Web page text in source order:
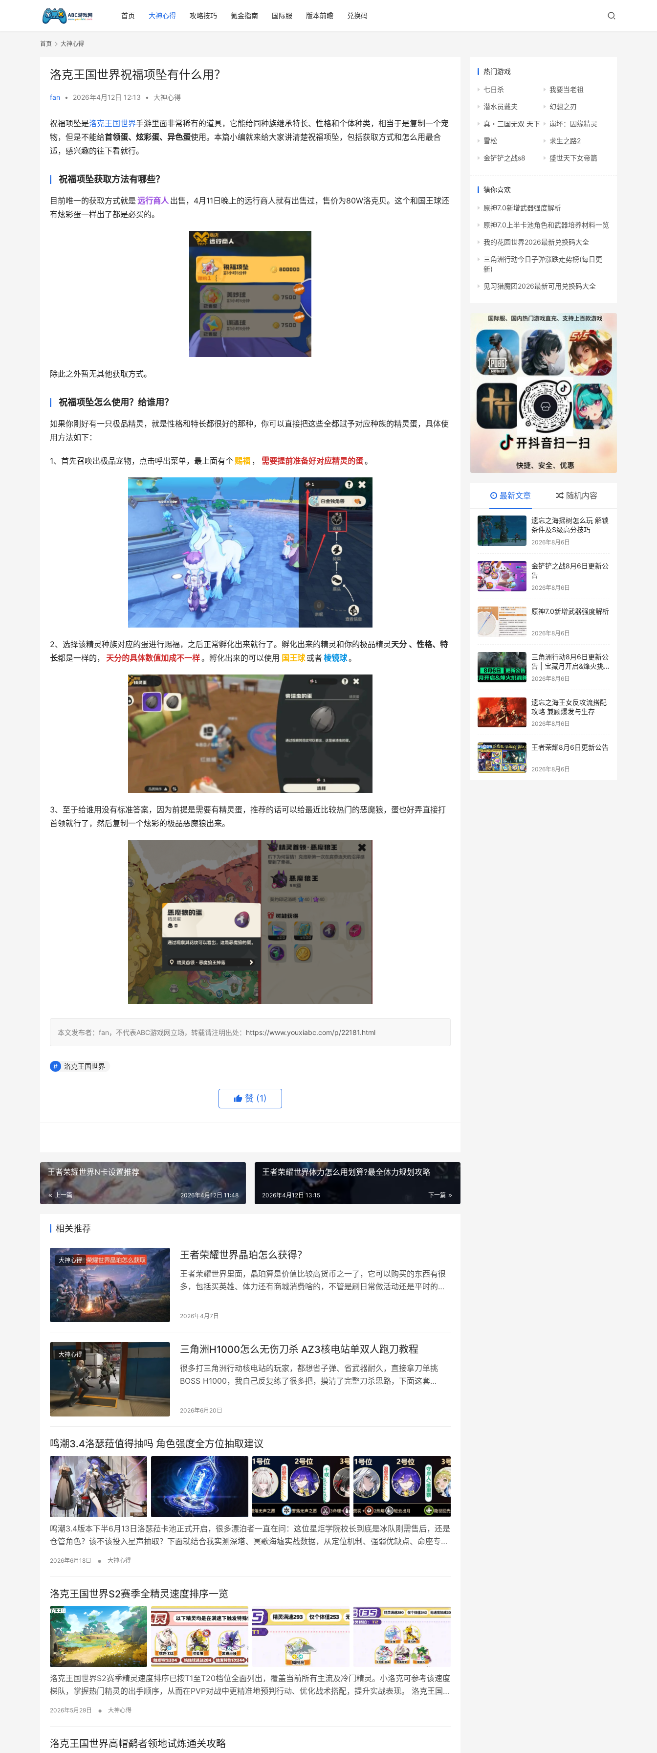
首页 大神心得 攻略技巧 氪金指南 国际服 版本前瞻 兑换码
首页 大神心得
洛克王国世界祝福项坠有什么用？
fan • 2026年4月12日 12:13 • 大神心得
祝福项坠是洛克王国世界手游里面非常稀有的道具，它能给同种族继承特长、性格和个体种类，相当于是复制一个宠
物，但是不能给首领蛋、炫彩蛋、异色蛋使用。本篇小编就来给大家讲清楚祝福项坠，包括获取方式和怎么用最合
适，感兴趣的往下看就行。
祝福项坠获取方法有哪些？
目前唯一的获取方式就是 远行商人 出售，4月11日晚上的远行商人就有出售过，售价为80W洛克贝。这个和国王球还
有炫彩蛋一样出了都是必买的。
除此之外暂无其他获取方式。
祝福项坠怎么使用？给谁用？
如果你刚好有一只极品精灵，就是性格和特长都很好的那种，你可以直接把这些全都赋予对应种族的精灵蛋，具体使
用方法如下：
1、首先召唤出极品宠物，点击呼出菜单，最上面有个 赐福 ， 需要提前准备好对应精灵的蛋。
2、选择该精灵种族对应的蛋进行赐福，之后正常孵化出来就行了。孵化出来的精灵和你的极品精灵天分 、性格、特
长都是一样的， 天分的具体数值加成不一样。孵化出来的可以使用 国王球 或者棱镜球。
3、至于给谁用没有标准答案，因为前提是需要有精灵蛋，推荐的话可以给最近比较热门的恶魔狼，蛋也好弄直接打
首领就行了，然后复制一个炫彩的极品恶魔狼出来。
本文发布者：fan，不代表ABC游戏网立场，转载请注明出处： https://www.youxiabc.com/p/22181.html
洛克王国世界
赞 (1)
王者荣耀世界N卡设置推荐
上一篇 2026年4月12日 11:48
王者荣耀世界体力怎么用划算?最全体力规划攻略
下一篇
2026年4月12日 13:15
相关推荐
大神心得 王者荣耀世界晶珀怎么获得？
王者荣耀世界里面，晶珀算是价值比较高货币之一了，它可以购买的东西有很
多，包括买英雄、体力还有商城消费啥的，不管是刷日常做活动还是平时的探
珀获取来源有哪些 分为可重复获取和不可重复获取的，开服的第一个赛季预计
2026年4月7日
大神心得 三角洲H1000怎么无伤刀杀 AZ3核电站单双人跑刀教程
很多打三角洲行动核电站的玩家，都想省子弹、省武器耐久，直接拿刀单挑
BOSS H1000，我自己反复练了很多把，摸清了完整刀杀思路，下面这套
H1000刷新位置+进场预警 H1000只会刷在核电站核心区控制室、反应堆深坑
2026年6月20日
鸣潮3.4洛瑟菈值得抽吗 角色强度全方位抽取建议
鸣潮3.4版本下半6月13日洛瑟菈卡池正式开启，很多漂泊者一直在问：这位星炬学院校长到底是冰队刚需售后，还是
仓管角色？该不该投入星声抽取？下面就结合我实测深塔、冥歌海墟实战数据，从定位机制、强弱优缺点、命座专
洛瑟菈是五星冷凝音感仪副C/双体系专属…
2026年6月18日 • 大神心得
洛克王国世界S2赛季全精灵速度排序一览
洛克王国世界S2赛季精灵速度排序已按T1至T20档位全面列出，覆盖当前所有主流及冷门精灵。小洛克可参考该速度
梯队，掌握热门精灵的出手顺序，从而在PVP对战中更精准地预判行动、优化战术搭配，提升实战表现。 洛克王国世
2026年5月29日 • 大神心得
洛克王国世界高帽鹬者领地试炼通关攻略
热门游戏
七日杀 我要当老祖
潜水员戴夫 幻想之刃
真・三国无双 天下 崩坏：因缘精灵
雪松 求生之路2
金铲铲之战s8 盛世天下女帝篇
猜你喜欢
原神7.0新增武器强度解析
原神7.0上半卡池角色和武器培养材料一览
我的花园世界2026最新兑换码大全
三角洲行动今日子弹涨跌走势榜(每日更
新)
见习猎魔团2026最新可用兑换码大全
最新文章 随机内容
遗忘之海摇树怎么玩 解锁
条件及S级高分技巧
2026年8月6日
金铲铲之战8月6日更新公
告
2026年8月6日
原神7.0新增武器强度解析
2026年8月6日
三角洲行动8月6日更新公
告 | 宝藏月开启&烽火挑
战新赛段！
2026年8月6日
遗忘之海王女反攻流搭配
攻略 兼顾爆发与生存
2026年8月6日
王者荣耀8月6日更新公告
2026年8月6日